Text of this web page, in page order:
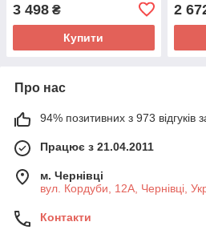
3 498 ₴
Купити
2
Про нас
94% позитивних з 973 відгуків
Працює з 21.04.2011
м. Чернівці
вул. Кордуби, 12А, Чернівці,
Контакти